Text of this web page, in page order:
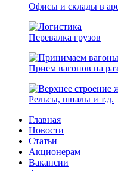
Офисы и склады в
Перевалка грузов
Прием вагонов на
Рельсы, шпалы и т.д.
Главная
Новости
Статьи
Акционерам
Вакансии